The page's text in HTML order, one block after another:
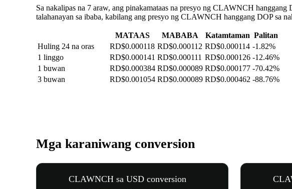
Sa nakalipas na 7 araw, ang pinakamataas na presyo ng CLAWNCH
talahanayan sa ibaba, kabilang ang presyo ng CLAWNCH hanggang DOP sa
MATAAS MABABA Katamtaman Palitan
Huling 24 na oras
RD$0.000118 RD$0.000112 RD$0.000114 -1.82%
1 linggo
RD$0.000141 RD$0.000111 RD$0.000126 -12.46%
1 buwan
RD$0.000384 RD$0.000089 RD$0.000177 -70.42%
3 buwan
RD$0.001054 RD$0.000089 RD$0.000462 -88.76%
Mga karaniwang conversion
CLAWNCH sa USD conversion